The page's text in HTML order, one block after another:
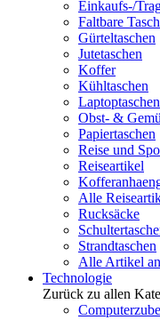
Einkaufs-/
Faltbare
Gürteltaschen
Jutetaschen
Koffer
Kühltaschen
Laptoptaschen
Obst- &
Papiertaschen
Reise und
Reiseartikel
Alle
Rucksäcke
Strandtaschen
Alle Artikel
Technologie
Zurück zu allen